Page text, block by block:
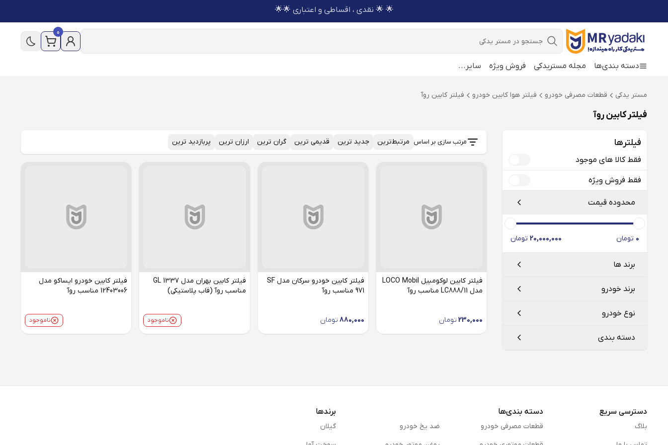
🌟 🌟 نقدی ، اقساطی و اعتباری 🌟🌟
جستجو
0
دسته بندی‌ها مجله مستریدکی فروش ویژه سایر ...
مستر یدکی قطعات مصرفی خودرو فیلتر هوا کابین خودرو فیلتر کابین روآ
فیلتر کابین روآ
فیلترها
فقط کالا های موجود
فقط فروش ویژه
محدوده قیمت
0 تومان 20,000,000 تومان
برند ها
فیلتر سرکان
Serkan
بهران فیلتر
Behran filter
برند خودرو
نوع خودرو
دسته بندی
مرتب سازی بر اساس مرتبط‌ترین جدید ترین قدیمی ترین گران ترین ارزان ترین پربازدید ترین
فیلتر کابین لوکومبیل LOCO Mobil
مدل LC888/11 مناسب روآ
230,000 تومان
فیلتر کابین خودرو سرکان مدل SF
971 مناسب روآ
880,000 تومان
فیلتر کابین بهران مدل GL 1337
مناسب روآ (قاب پلاستیکی)
ناموجود
فیلتر کابین خودرو ایساکو مدل
12403006 مناسب روآ
ناموجود
دسترسی سریع
بلاگ
دسته بندی‌ها
قطعات مصرفی خودرو
ضد یخ خودرو
برندها
گیلان